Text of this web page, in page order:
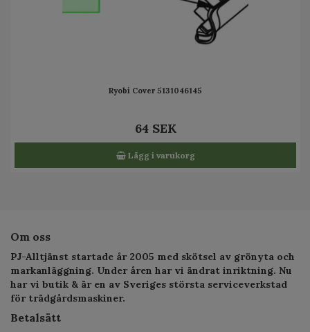
Ryobi Cover 5131046145
64 SEK
Lägg i varukorg
Om oss
PJ-Alltjänst startade år 2005 med skötsel av grönyta och
markanläggning. Under åren har vi ändrat inriktning. Nu
har vi butik & är en av Sveriges största serviceverkstad
för trädgårdsmaskiner.
Betalsätt